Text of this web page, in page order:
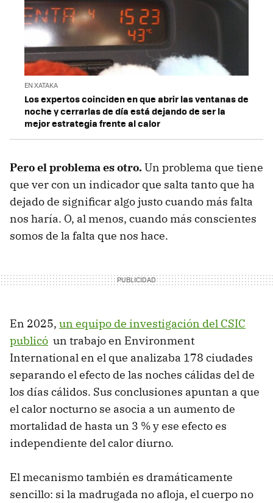
EN XATAKA
Los expertos coinciden en que abrir las ventanas de
noche y cerrarlas de día está dejando de ser la
mejor estrategia frente al calor
Pero el problema es otro.Un problema que tiene
que ver con un indicador que salta tanto que ha
dejado de significar algo justo cuando más falta
nos haría. O, al menos, cuando más conscientes
somos de la falta que nos hace.
En 2025, un equipo de investigación del CSIC
publicó un trabajo en Environment
International en el que analizaba 178 ciudades
separando el efecto de las noches cálidas del de
los días cálidos. Sus conclusiones apuntan a que
el calor nocturno se asocia a un aumento de
mortalidad de hasta un 3 % y ese efecto es
independiente del calor diurno.
El mecanismo también es dramáticamente
sencillo: si la madrugada no afloja, el cuerpo no